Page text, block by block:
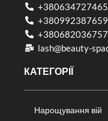
+380634727465
+380992387659
+380682036757​
lash@beauty-
КАТЕГОРІЇ
Нарощування вій